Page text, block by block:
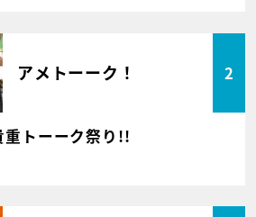
アメトーーク！ 2
重トーーク祭り!!